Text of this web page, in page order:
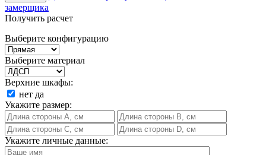
замерщика
Получить расчет
Выберите конфигурацию
Выберите материал
Верхние шкафы:
нет да
Укажите размер:
Укажите личные данные: